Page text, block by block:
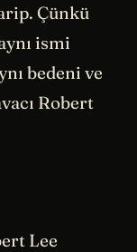
Çünkü
ismi
bedeni ve
Robert
Lee